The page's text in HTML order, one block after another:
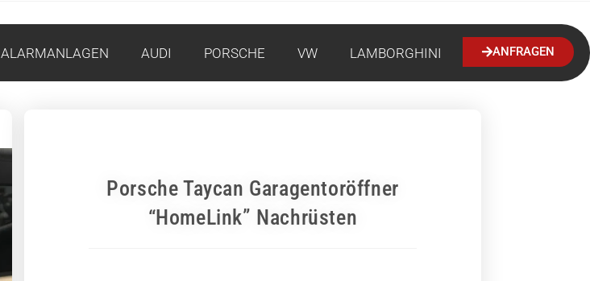
ALARMANLAGEN AUDI PORSCHE VW LAMBORGHINI ANFRAGEN
Porsche Taycan Garagentoröffner
“HomeLink” Nachrüsten